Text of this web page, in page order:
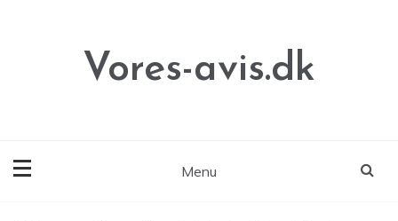
Vores-avis.dk
Menu